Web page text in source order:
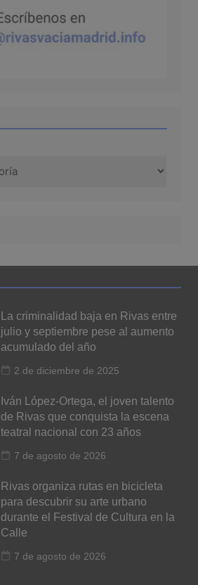
La criminalidad baja en Rivas entre
julio y septiembre pese al aumento
acumulado del año
2 de diciembre de 2025
Iván López-Ortega, el joven talento
de Rivas que conquista la escena
teatral nacional con 23 años
7 de agosto de 2026
Rivas organiza rutas en bicicleta
para descubrir su arte urbano
durante el Festival de Cultura en la
Calle
7 de agosto de 2026